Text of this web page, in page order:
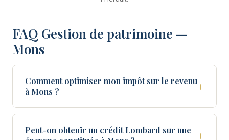
FAQ Gestion de patrimoine —
Mons
Comment optimiser mon impôt sur le revenu
à Mons ?
+
Peut-on obtenir un crédit Lombard sur une
+